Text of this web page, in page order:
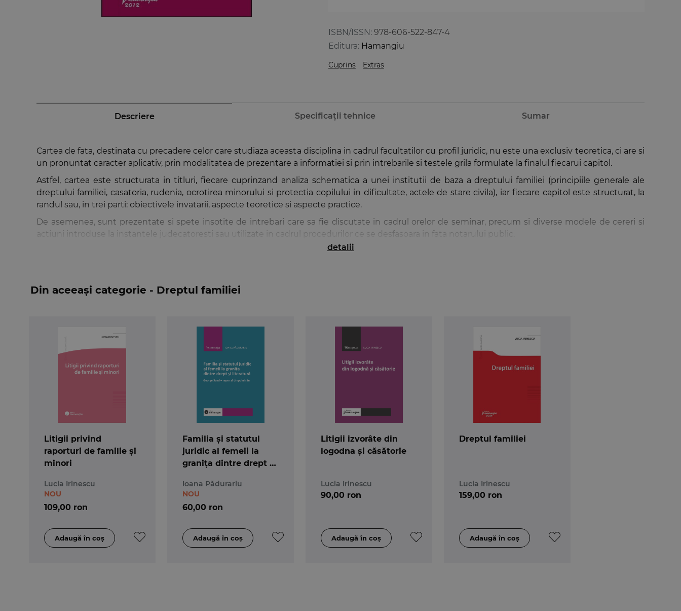
ISBN/ISSN: 978-606-522-847-4
Editura: Hamangiu
Cuprins Extras
Descriere Specificații tehnice Sumar
Cartea de fata, destinata cu precadere celor care studiaza aceasta disciplina in cadrul facultatilor cu profil juridic, nu este una exclusiv teoretica, ci are si
un pronuntat caracter aplicativ, prin modalitatea de prezentare a informatiei si prin intrebarile si testele grila formulate la finalul fiecarui capitol.
Astfel, cartea este structurata in titluri, fiecare cuprinzand analiza schematica a unei institutii de baza a dreptului familiei (principiile generale ale
dreptului familiei, casatoria, rudenia, ocrotirea minorului si protectia copilului in dificultate, actele de stare civila), iar fiecare capitol este structurat, la
randul sau, in trei parti: obiectivele invatarii, aspecte teoretice si aspecte practice.
De asemenea, sunt prezentate si spete insotite de intrebari care sa fie discutate in cadrul orelor de seminar, precum si diverse modele de cereri si
actiuni introduse la instantele judecatoresti sau utilizate in cadrul procedurilor ce se desfasoara in fata notarului public.
detalii
Din aceeași categorie - Dreptul familiei
Litigii privind
raporturi de familie și
minori
Lucia Irinescu
109,00 ron
NOU
Familia și statutul
juridic al femeii la
granița dintre drept și
Sand – reper al
timpului său
Ioana Pădurariu
60,00 ron
NOU
Litigii izvorâte din
logodna și căsătorie
Lucia Irinescu
90,00 ron
Dreptul familiei
Lucia Irinescu
159,00 ron